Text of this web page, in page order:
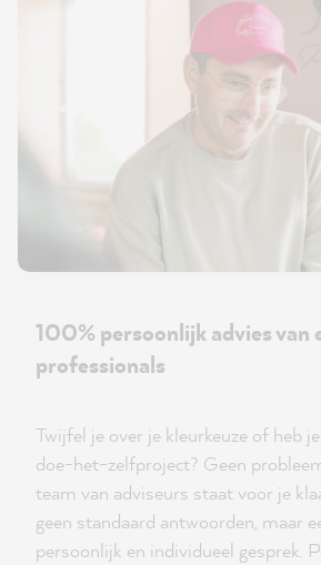
100% persoonlijk advies van
professionals
Twijfel je over je kleurkeuze of heb
doe-het-zelfproject? Geen
team van adviseurs staat voor je
geen standaard antwoorden, maar
persoonlijk en individueel gesprek.